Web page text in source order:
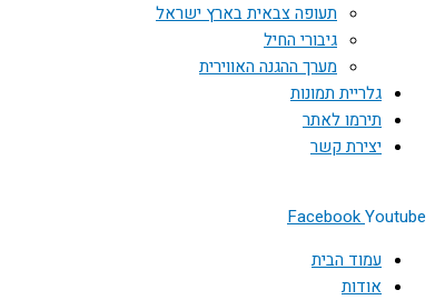
תעופה צבאית בארץ ישראל
גיבורי החיל
מערך ההגנה האווירית
גלריית תמונות
תירמו לאתר
יצירת קשר
FacebookYoutube
עמוד הבית
אודות